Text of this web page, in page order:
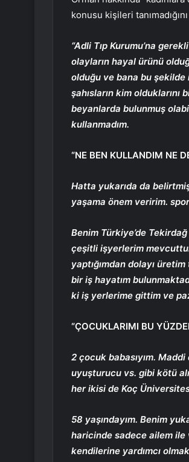
konusu kişileri
“Adli Tıp Kurumu’na
olayların hayal ürünü
olduğu ve bana bu şekilde
şahısların kim
beyanlarda bulunmuş
kullanmadım.
“NE BEN KULLANDIM NE
Hatta yukarıda da
yaşama önem veririm.
Benim Türkiye’de
çeşitli işyerlerim
yaptığımdan dolayı
bir iş hayatım
ki iş yerlerime gittim ve
“ÇOCUKLARIMI BU
2 çocuk babasıyım.
uyuşturucu vs. gibi kötü
her ikisi de Koç
58 yaşındayım. Benim
haricinde sadece ailem ile
kendilerine yardımcı